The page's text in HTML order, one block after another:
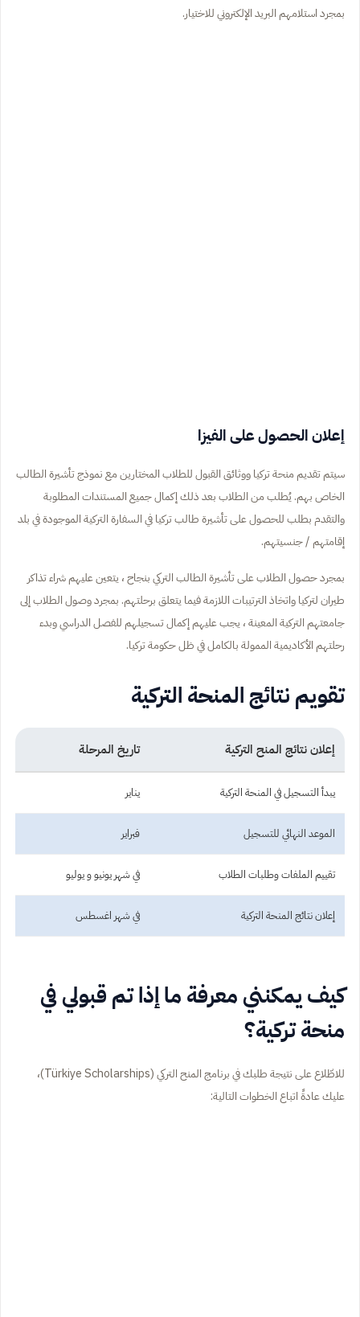
بمجرد استلامهم البريد الإلكتروني للاختيار.
إعلان الحصول على الفيزا
سيتم تقديم منحة تركيا ووثائق القبول للطلاب المختارين مع نموذج تأشيرة الطالب
الخاص بهم. يُطلب من الطلاب بعد ذلك إكمال جميع المستندات المطلوبة
والتقدم بطلب للحصول على تأشيرة طالب تركيا في السفارة التركية الموجودة في بلد
إقامتهم / جنسيتهم.
بمجرد حصول الطلاب على تأشيرة الطالب التركي بنجاح ، يتعين عليهم شراء تذاكر
طيران لتركيا واتخاذ الترتيبات اللازمة فيما يتعلق برحلتهم. بمجرد وصول الطلاب إلى
جامعتهم التركية المعينة ، يجب عليهم إكمال تسجيلهم للفصل الدراسي وبدء
رحلتهم الأكاديمية الممولة بالكامل في ظل حكومة تركيا.
تقويم نتائج المنحة التركية
إعلان نتائج المنح التركية تاريخ المرحلة
يبدأ التسجيل في المنحة التركية يناير
الموعد النهائي للتسجيل فبراير
تقييم الملفات وطلبات الطلاب في شهر يونيو و يوليو
إعلان نتائج المنحة التركية في شهر اغسطس
كيف يمكنني معرفة ما إذا تم قبولي في
منحة تركية؟
للاطّلاع على نتيجة طلبك في برنامج المنح التركي (Türkiye Scholarships)،
عليك عادةً اتباع الخطوات التالية: